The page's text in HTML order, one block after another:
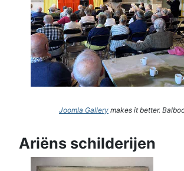
Joomla Gallery makes it better.
Ariëns schilderijen